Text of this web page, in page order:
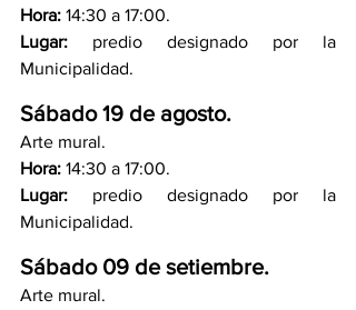
Hora: 14:30 a 17:00.
Lugar: predio designado por la
Municipalidad.
Sábado 19 de agosto.
Arte mural.
Hora: 14:30 a 17:00.
Lugar: predio designado por la
Municipalidad.
Sábado 09 de setiembre.
Arte mural.